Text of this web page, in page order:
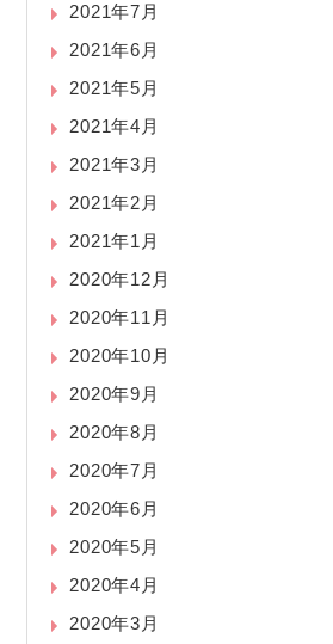
2021年7月
2021年6月
2021年5月
2021年4月
2021年3月
2021年2月
2021年1月
2020年12月
2020年11月
2020年10月
2020年9月
2020年8月
2020年7月
2020年6月
2020年5月
2020年4月
2020年3月